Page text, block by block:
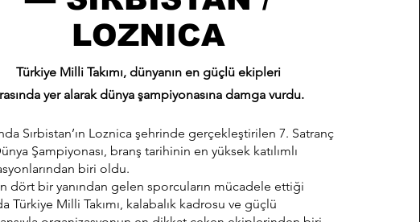
LOZNICA
Türkiye Milli Takımı, dünyanın en güçlü ekipleri
yer alarak dünya şampiyonasına damga vurdu.
Sırbistan’ın Loznica şehrinde gerçekleştirilen 7. Satranç
Şampiyonası, branş tarihinin en yüksek katılımlı
biri oldu.
dört bir yanından gelen sporcuların mücadele ettiği
Türkiye Milli Takımı, kalabalık kadrosu ve güçlü